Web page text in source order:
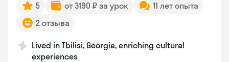
5 от 3190 ₽ за урок
11 лет опыта
2 отзыва
Lived in Tbilisi, Georgia, enriching cultural
experiences